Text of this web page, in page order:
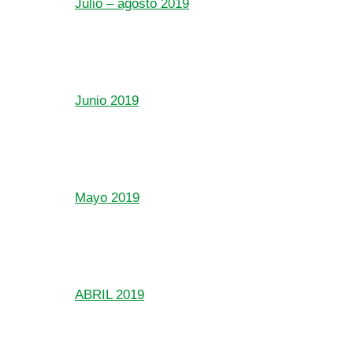
Julio – agosto 2019
Junio 2019
Mayo 2019
ABRIL 2019